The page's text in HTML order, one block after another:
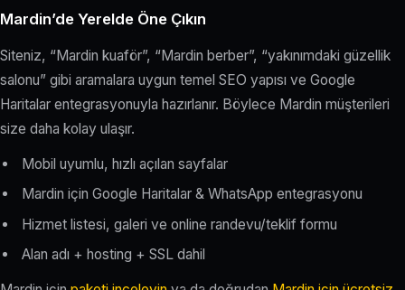
Mardin’de Yerelde Öne Çıkın
Siteniz, “Mardin kuaför”, “Mardin berber”, “yakınımdaki güzellik
salonu” gibi aramalara uygun temel SEO yapısı ve Google
Haritalar entegrasyonuyla hazırlanır. Böylece Mardin müşterileri
size daha kolay ulaşır.
Mobil uyumlu, hızlı açılan sayfalar
Mardin için Google Haritalar & WhatsApp entegrasyonu
Hizmet listesi, galeri ve online randevu/teklif formu
Alan adı + hosting + SSL dahil